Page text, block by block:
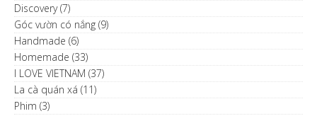
Discovery(7)
Góc vườn có nắng (9)
Handmade (6)
Homemade (33)
I LOVE VIETNAM (37)
La cà quán xá (11)
Phim (3)